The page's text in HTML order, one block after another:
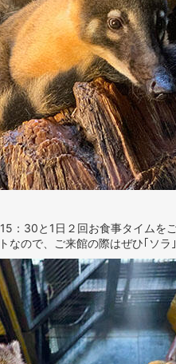
：30と1日２回お食事タイムを
なので、ご来館の際はぜひ｢ソラ